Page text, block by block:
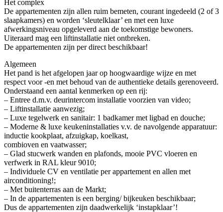
Het complex
De appartementen zijn allen ruim bemeten, courant ingedeeld (2 of 3
slaapkamers) en worden ‘sleutelklaar’ en met een luxe
afwerkingsniveau opgeleverd aan de toekomstige bewoners.
Uiteraard mag een liftinstallatie niet ontbreken.
De appartementen zijn per direct beschikbaar!
Algemeen
Het pand is het afgelopen jaar op hoogwaardige wijze en met
respect voor -en met behoud van de authentieke details gerenoveerd.
Onderstaand een aantal kenmerken op een rij:
– Entree d.m.v. deurintercom installatie voorzien van video;
– Liftinstallatie aanwezig;
– Luxe tegelwerk en sanitair: 1 badkamer met ligbad en douche;
– Moderne & luxe keukeninstallaties v.v. de navolgende apparatuur:
inductie kookplaat, afzuigkap, koelkast,
combioven en vaatwasser;
– Glad stucwerk wanden en plafonds, mooie PVC vloeren en
verfwerk in RAL kleur 9010;
– Individuele CV en ventilatie per appartement en allen met
airconditioning!;
– Met buitenterras aan de Markt;
– In de appartementen is een berging/ bijkeuken beschikbaar;
Dus de appartementen zijn daadwerkelijk ‘instapklaar’!